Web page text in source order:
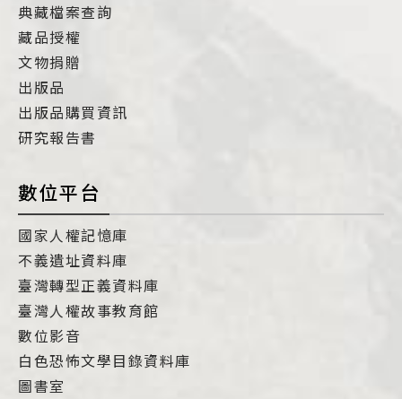
典藏檔案查詢
藏品授權
文物捐贈
出版品
出版品購買資訊
研究報告書
數位平台
國家人權記憶庫
不義遺址資料庫
臺灣轉型正義資料庫
臺灣人權故事教育館
數位影音
白色恐怖文學目錄資料庫
圖書室